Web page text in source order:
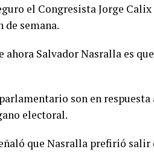
el Congresista Jorge
de semana.
ahora Salvador Nasralla es
son en
electoral.
que Nasralla prefirió